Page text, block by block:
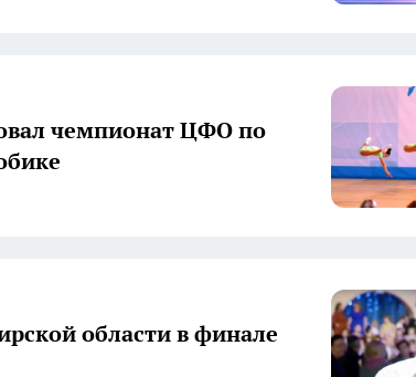
чемпионат ЦФО по
области в финале